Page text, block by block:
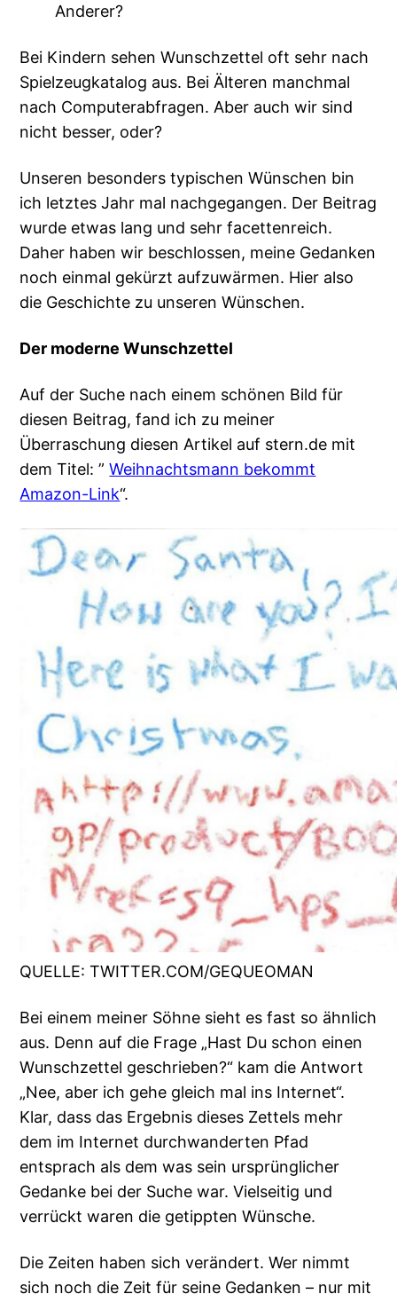
Anderer?
Bei Kindern sehen Wunschzettel oft sehr nach
Spielzeugkatalog aus. Bei Älteren manchmal
nach Computerabfragen. Aber auch wir sind
nicht besser, oder?
Unseren besonders typischen Wünschen bin
ich letztes Jahr mal nachgegangen. Der Beitrag
wurde etwas lang und sehr facettenreich.
Daher haben wir beschlossen, meine Gedanken
noch einmal gekürzt aufzuwärmen. Hier also
die Geschichte zu unseren Wünschen.
Der moderne Wunschzettel
Auf der Suche nach einem schönen Bild für
diesen Beitrag, fand ich zu meiner
Überraschung diesen Artikel auf stern.de mit
dem Titel: ”Weihnachtsmann bekommt
Amazon-Link“.
QUELLE: TWITTER.COM/GEQUEOMAN
Bei einem meiner Söhne sieht es fast so ähnlich
aus. Denn auf die Frage „Hast Du schon einen
Wunschzettel geschrieben?“ kam die Antwort
„Nee, aber ich gehe gleich mal ins Internet“.
Klar, dass das Ergebnis dieses Zettels mehr
dem im Internet durchwanderten Pfad
entsprach als dem was sein ursprünglicher
Gedanke bei der Suche war. Vielseitig und
verrückt waren die getippten Wünsche.
Die Zeiten haben sich verändert. Wer nimmt
sich noch die Zeit für seine Gedanken – nur mit